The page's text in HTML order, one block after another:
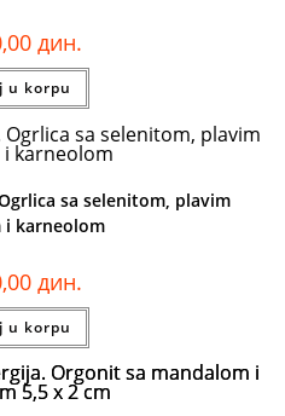
дин.
u korpu
sa selenitom, plavim
karneolom
дин.
u korpu